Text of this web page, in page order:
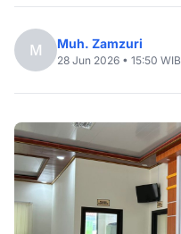
M Muh. Zamzuri
28 Jun 2026 • 15:50 WIB